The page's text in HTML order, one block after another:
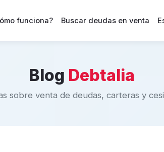
funciona? Buscar deudas en venta
Blog Debtalia
sobre venta de deudas, carteras y